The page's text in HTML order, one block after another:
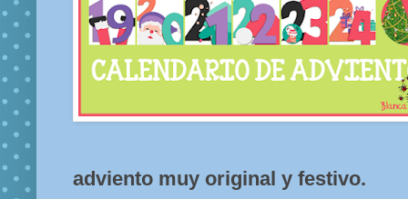
adviento muy original y festivo.